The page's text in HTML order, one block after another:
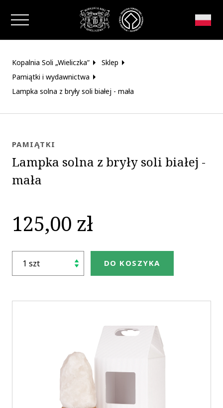
Zamknij okno
Kopalnia Soli „Wieliczka”
Sklep
Pamiątki i wydawnictwa
Lampka solna z bryły soli białej - mała
PAMIĄTKI
Lampka solna z bryły soli białej -
mała
125,00 zł
DO KOSZYKA